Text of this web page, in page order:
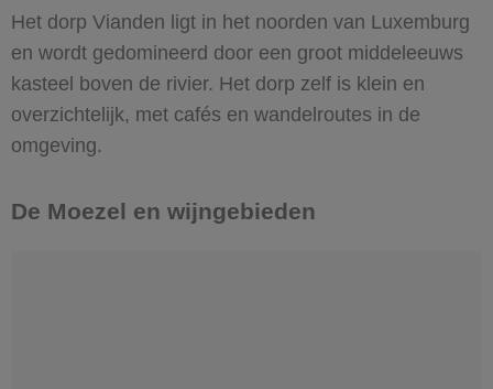
Het dorp Vianden ligt in het noorden van Luxemburg
en wordt gedomineerd door een groot middeleeuws
kasteel boven de rivier. Het dorp zelf is klein en
overzichtelijk, met cafés en wandelroutes in de
omgeving.
De Moezel en wijngebieden